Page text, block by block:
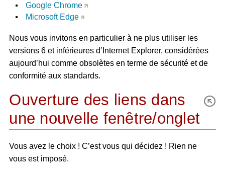
Google Chrome
Microsoft Edge
Nous vous invitons en particulier à ne plus utiliser les
versions 6 et inférieures d’Internet Explorer, considérées
aujourd’hui comme obsolètes en terme de sécurité et de
conformité aux standards.
Ouverture des liens dans
une nouvelle fenêtre/onglet
Vous avez le choix ! C’est vous qui décidez ! Rien ne
vous est imposé.